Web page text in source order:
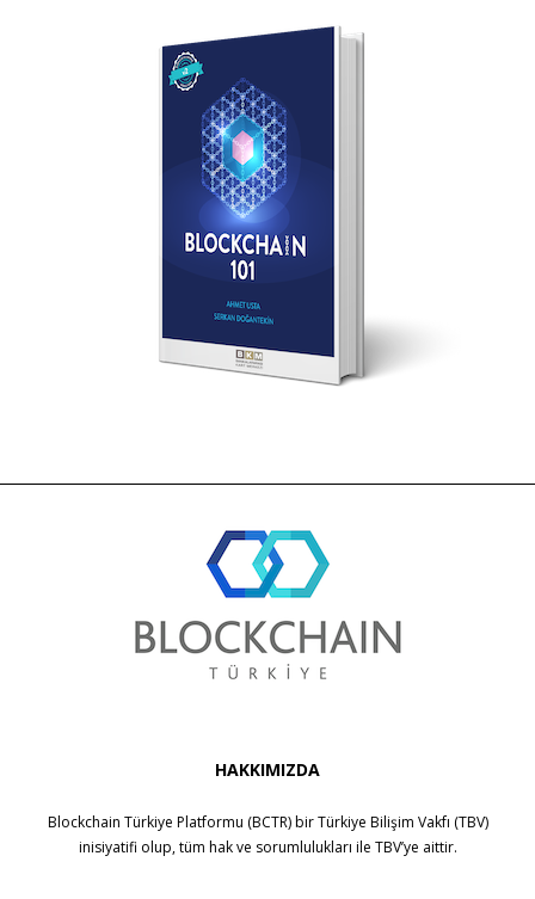
HAKKIMIZDA
Blockchain Türkiye Platformu (BCTR) birTürkiye Bilişim Vakfı (TBV)
inisiyatifi olup, tüm hak ve sorumlulukları ile TBV’ye aittir.